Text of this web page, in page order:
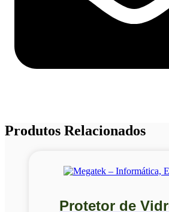
Produtos Relacionados
Protetor de